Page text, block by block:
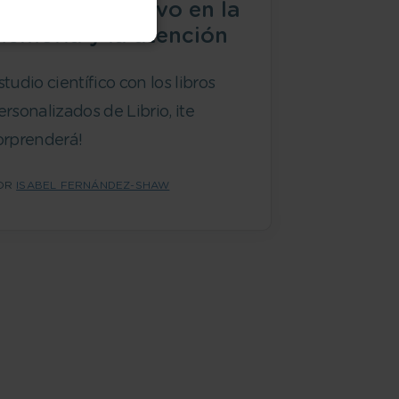
efecto positivo en la
y la atención
científico con los libros
de Librio, ¡te
ISABEL FERNÁNDEZ-SHAW